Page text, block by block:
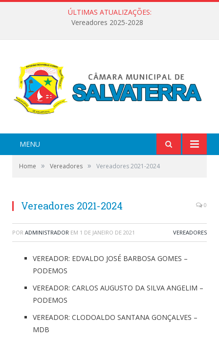
ÚLTIMAS ATUALIZAÇÕES:
Vereadores 2025-2028
MENU
Home » Vereadores » Vereadores 2021-2024
Vereadores 2021-2024 0
POR ADMINISTRADOR EM 1 DE JANEIRO DE 2021 VEREADORES
VEREADOR: EDVALDO JOSÉ BARBOSA GOMES –
PODEMOS
VEREADOR: CARLOS AUGUSTO DA SILVA ANGELIM –
PODEMOS
VEREADOR: CLODOALDO SANTANA GONÇALVES –
MDB